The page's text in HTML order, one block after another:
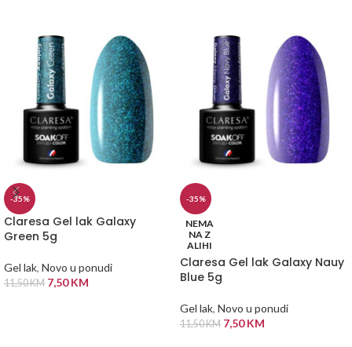
-35%
Claresa Gel lak Galaxy
Green 5g
Gel lak, Novo u ponudi
11,50KM 7,50KM
-35%
NEMA
NA Z
ALIHI
Claresa Gel lak Galaxy Nauy
Blue 5g
Gel lak, Novo u ponudi
11,50KM 7,50KM